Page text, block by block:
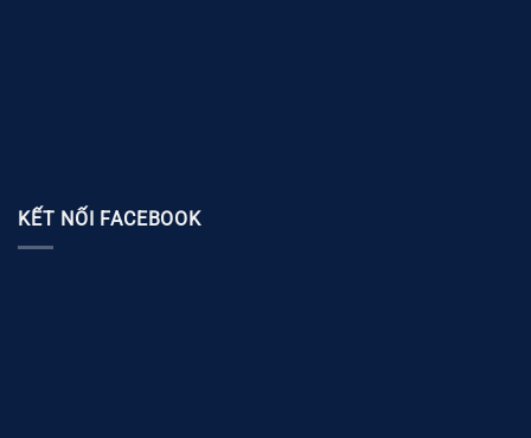
KẾT NỐI FACEBOOK